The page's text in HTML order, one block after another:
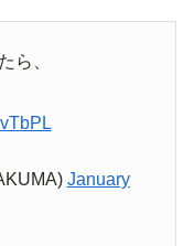
ら、
January